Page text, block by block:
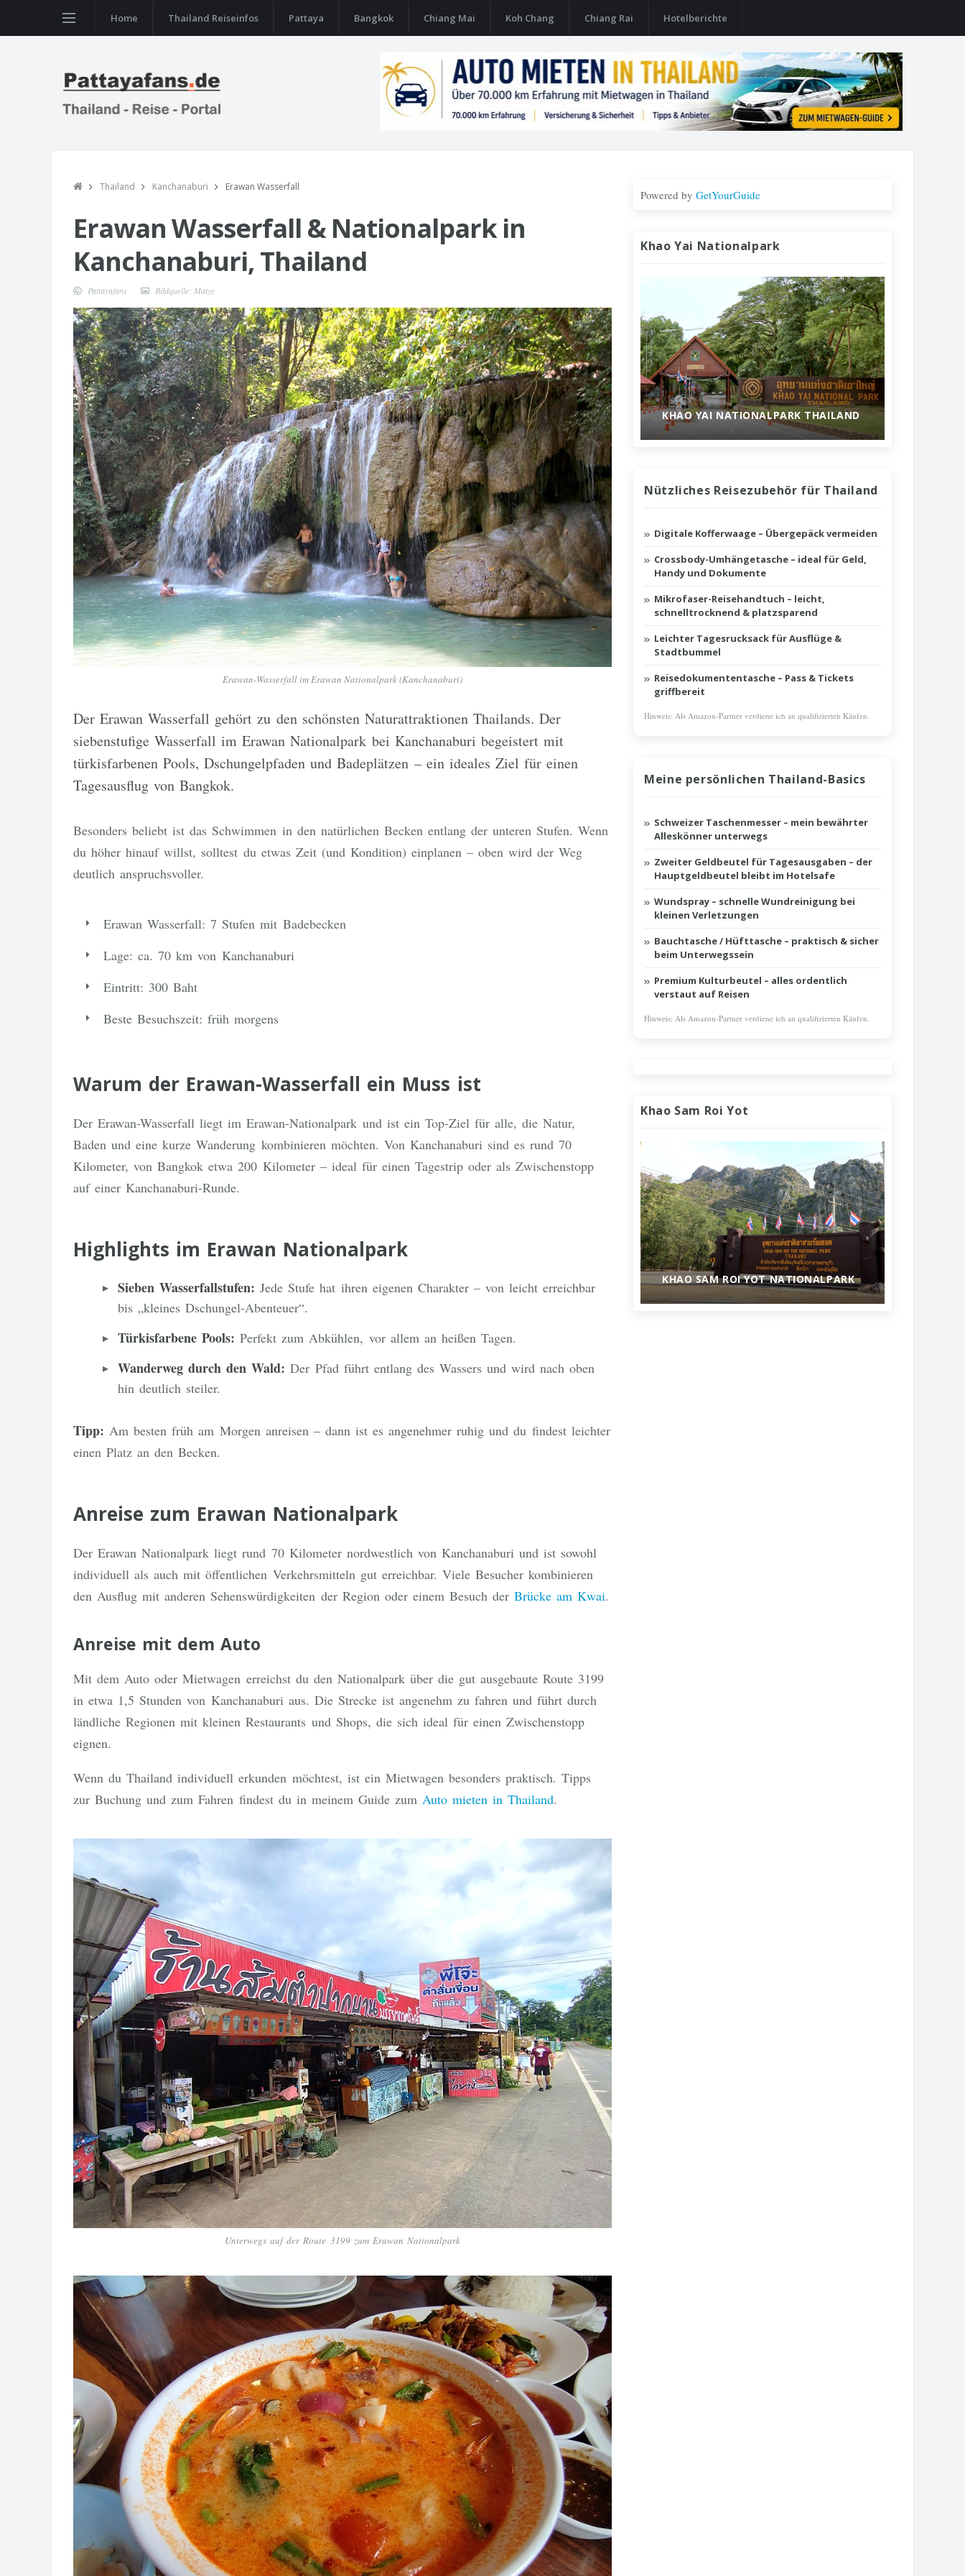
Home Thailand Reiseinfos Pattaya Bangkok Chiang Mai Koh Chang Chiang Rai Hotelberichte
Thailand Kanchanaburi Erawan Wasserfall
Erawan Wasserfall & Nationalpark in
Kanchanaburi, Thailand
Pattayafans Bildquelle: Matze
Erawan-Wasserfall im Erawan Nationalpark (Kanchanaburi)
Der Erawan Wasserfall gehört zu den schönsten Naturattraktionen Thailands. Der
siebenstufige Wasserfall im Erawan Nationalpark bei Kanchanaburi begeistert mit
türkisfarbenen Pools, Dschungelpfaden und Badeplätzen – ein ideales Ziel für einen
Tagesausflug von Bangkok.
Besonders beliebt ist das Schwimmen in den natürlichen Becken entlang der unteren Stufen. Wenn
du höher hinauf willst, solltest du etwas Zeit (und Kondition) einplanen – oben wird der Weg
deutlich anspruchsvoller.
Erawan Wasserfall: 7 Stufen mit Badebecken
Lage: ca. 70 km von Kanchanaburi
Eintritt: 300 Baht
Beste Besuchszeit: früh morgens
Warum der Erawan-Wasserfall ein Muss ist
Der Erawan-Wasserfall liegt im Erawan-Nationalpark und ist ein Top-Ziel für alle, die Natur,
Baden und eine kurze Wanderung kombinieren möchten. Von Kanchanaburi sind es rund 70
Kilometer, von Bangkok etwa 200 Kilometer – ideal für einen Tagestrip oder als Zwischenstopp
auf einer Kanchanaburi-Runde.
Highlights im Erawan Nationalpark
Sieben Wasserfallstufen: Jede Stufe hat ihren eigenen Charakter – von leicht erreichbar
bis „kleines Dschungel-Abenteuer“.
Türkisfarbene Pools: Perfekt zum Abkühlen, vor allem an heißen Tagen.
Wanderweg durch den Wald: Der Pfad führt entlang des Wassers und wird nach oben
hin deutlich steiler.
Tipp: Am besten früh am Morgen anreisen – dann ist es angenehmer ruhig und du findest leichter
einen Platz an den Becken.
Anreise zum Erawan Nationalpark
Der Erawan Nationalpark liegt rund 70 Kilometer nordwestlich von Kanchanaburi und ist sowohl
individuell als auch mit öffentlichen Verkehrsmitteln gut erreichbar. Viele Besucher kombinieren
den Ausflug mit anderen Sehenswürdigkeiten der Region oder einem Besuch derBrücke am Kwai.
Anreise mit dem Auto
Mit dem Auto oder Mietwagen erreichst du den Nationalpark über die gut ausgebaute Route 3199
in etwa 1,5 Stunden von Kanchanaburi aus. Die Strecke ist angenehm zu fahren und führt durch
ländliche Regionen mit kleinen Restaurants und Shops, die sich ideal für einen Zwischenstopp
eignen.
Wenn du Thailand individuell erkunden möchtest, ist ein Mietwagen besonders praktisch. Tipps
zur Buchung und zum Fahren findest du in meinem Guide zumAuto mieten in Thailand.
Unterwegs auf der Route 3199 zum Erawan Nationalpark
Powered by GetYourGuide
Khao Yai Nationalpark
KHAO YAI NATIONALPARK THAILAND
Nützliches Reisezubehör für Thailand
Digitale Kofferwaage – Übergepäck vermeiden
Crossbody-Umhängetasche – ideal für Geld,
Handy und Dokumente
Mikrofaser-Reisehandtuch – leicht,
schnelltrocknend & platzsparend
Leichter Tagesrucksack für Ausflüge &
Stadtbummel
Reisedokumententasche – Pass & Tickets
griffbereit
Hinweis: Als Amazon-Partner verdiene ich an qualifizierten Käufen.
Meine persönlichen Thailand-Basics
Schweizer Taschenmesser – mein bewährter
Alleskönner unterwegs
Zweiter Geldbeutel für Tagesausgaben – der
Hauptgeldbeutel bleibt im Hotelsafe
Wundspray – schnelle Wundreinigung bei
kleinen Verletzungen
Bauchtasche / Hüfttasche – praktisch & sicher
beim Unterwegssein
Premium Kulturbeutel – alles ordentlich
verstaut auf Reisen
Hinweis: Als Amazon-Partner verdiene ich an qualifizierten Käufen.
Khao Sam Roi Yot
KHAO SAM ROI YOT NATIONALPARK